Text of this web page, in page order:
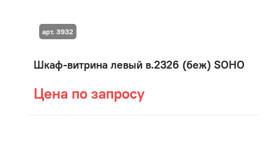
Шкаф-витрина левый в.2326 (беж) SOHO
Цена по запросу
арт. 3932